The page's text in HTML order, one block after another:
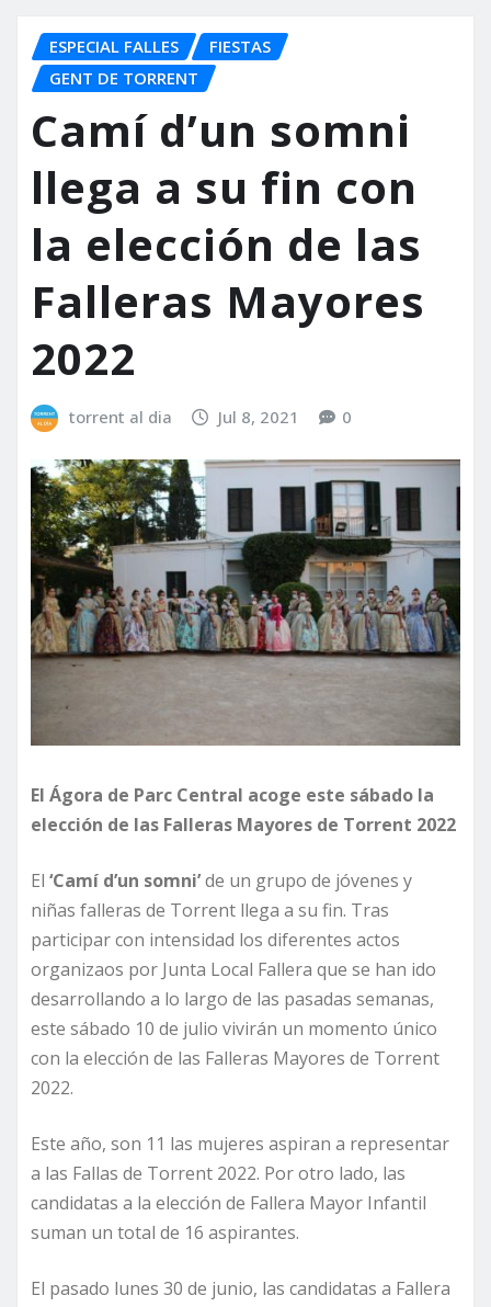
ESPECIAL FALLES
FIESTAS
GENT DE TORRENT
Camí d’un somni
llega a su fin con
la elección de las
Falleras Mayores
2022
torrent al dia Jul 8, 2021 0
El Ágora de Parc Central acoge este sábado la
elección de las Falleras Mayores de Torrent 2022
El ‘Camí d’un somni’de un grupo de jóvenes y
niñas falleras de Torrent llega a su fin. Tras
participar con intensidad los diferentes actos
organizaos por Junta Local Fallera que se han ido
desarrollando a lo largo de las pasadas semanas,
este sábado 10 de julio vivirán un momento único
con la elección de las Falleras Mayores de Torrent
2022.
Este año, son 11 las mujeres aspiran a representar
a las Fallas de Torrent 2022. Por otro lado, las
candidatas a la elección de Fallera Mayor Infantil
suman un total de 16 aspirantes.
El pasado lunes 30 de junio, las candidatas a Fallera